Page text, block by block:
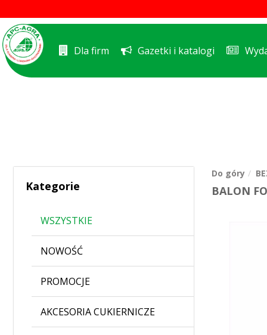
Dla firm Gazetki i katalogi
Kategorie
WSZYSTKIE
NOWOŚĆ
PROMOCJE
AKCESORIA CUKIERNICZE
Do góry
BALON